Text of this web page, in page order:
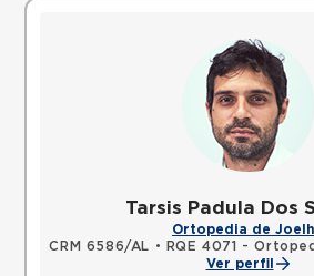
Tarsis Padula Dos
Ortopedia de
CRM 6586/AL •
RQE 4071 -
Ver perfil